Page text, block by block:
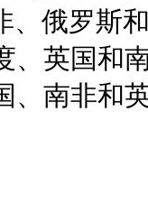
俄罗斯
英国和
南非和